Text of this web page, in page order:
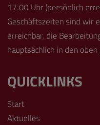
17.00 Uhr (persönlich
Geschäftszeiten sind wir
erreichbar, die
hauptsächlich in den
QUICKLINKS
Start
Aktuelles